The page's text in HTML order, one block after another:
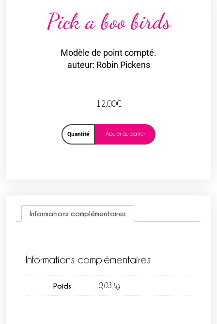
Pick a boo birds
Modèle de point compté.
auteur: Robin Pickens
12,00€
Quantité Ajouter au panier
Informations complémentaires
Informations complémentaires
Poids 0,03 kg